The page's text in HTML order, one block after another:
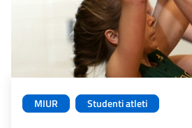
MIUR Studenti atleti